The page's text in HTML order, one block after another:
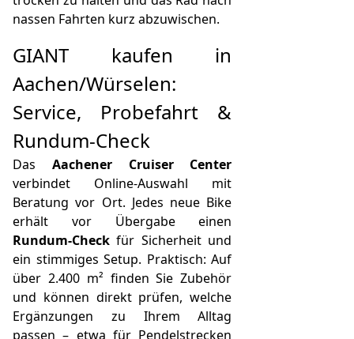
nassen Fahrten kurz abzuwischen.
GIANT kaufen in
Aachen/Würselen:
Service, Probefahrt &
Rundum-Check
Das Aachener Cruiser Center
verbindet Online-Auswahl mit
Beratung vor Ort. Jedes neue Bike
erhält vor Übergabe einen
Rundum-Check für Sicherheit und
ein stimmiges Setup. Praktisch: Auf
über 2.400 m² finden Sie Zubehör
und können direkt prüfen, welche
Ergänzungen zu Ihrem Alltag
passen – etwa für Pendelstrecken